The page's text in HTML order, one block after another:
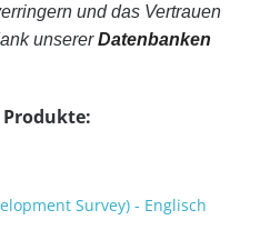
und das Vertrauen
unsererDatenbanken
Survey) - Englisch